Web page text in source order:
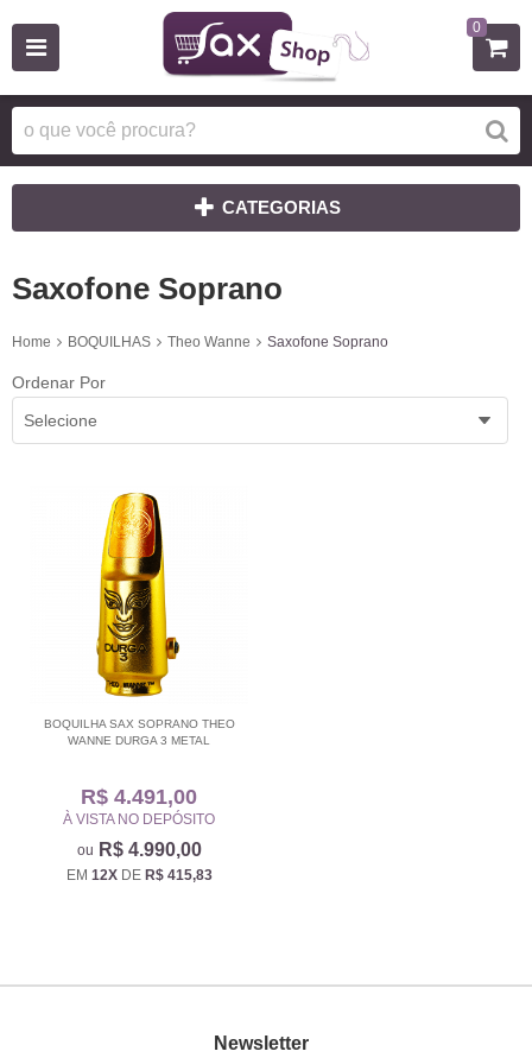
0
CATEGORIAS
Saxofone Soprano
Home BOQUILHAS Theo Wanne Saxofone Soprano
Ordenar Por
Selecione
BOQUILHA SAX SOPRANO THEO
WANNE DURGA 3 METAL
R$ 4.491,00
À VISTA NO DEPÓSITO
R$ 4.990,00
EM 12XDE R$ 415,83
Newsletter